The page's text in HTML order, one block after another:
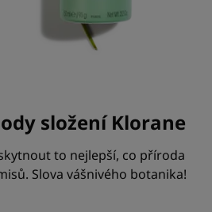
složení Klorane
to nejlepší, co příroda
Slova vášnivého botanika!